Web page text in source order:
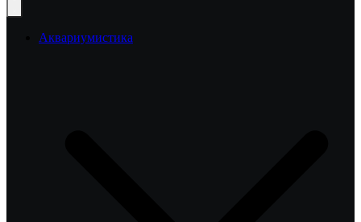
Аквариумистика